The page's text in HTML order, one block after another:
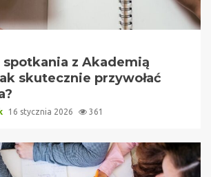
z Akademią
skutecznie przywołać
16 stycznia 2026 361